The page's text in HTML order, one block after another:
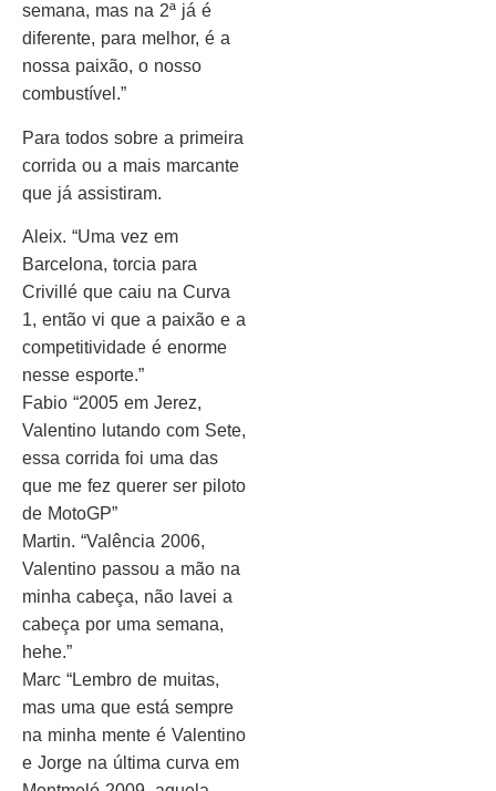
semana, mas na 2ª já é
diferente, para melhor, é a
nossa paixão, o nosso
combustível.”
Para todos sobre a primeira
corrida ou a mais marcante
que já assistiram.
Aleix. “Uma vez em
Barcelona, torcia para
Crivillé que caiu na Curva
1, então vi que a paixão e a
competitividade é enorme
nesse esporte.”
Fabio “2005 em Jerez,
Valentino lutando com Sete,
essa corrida foi uma das
que me fez querer ser piloto
de MotoGP”
Martin. “Valência 2006,
Valentino passou a mão na
minha cabeça, não lavei a
cabeça por uma semana,
hehe.”
Marc “Lembro de muitas,
mas uma que está sempre
na minha mente é Valentino
e Jorge na última curva em